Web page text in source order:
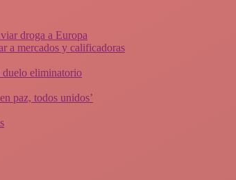
droga a Europa
a mercados y calificadoras
duelo eliminatorio
paz, todos unidos’